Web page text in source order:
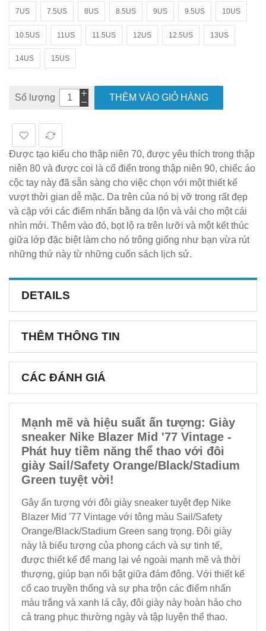
7US 7.5US 8US 8.5US 9US 9.5US 10US
10.5US 11US 11.5US 12US 12.5US 13US
14US 15US
Số lượng THÊM VÀO GIỎ HÀNG
Được tạo kiểu cho thập niên 70, được yêu thích trong thập
niên 80 và được coi là cổ điển trong thập niên 90, chiếc áo
cộc tay này đã sẵn sàng cho việc chọn với một thiết kế
vượt thời gian dễ mặc. Da trên của nó bị vỡ trong rất đẹp
và cặp với các điểm nhấn bằng da lộn và vải cho một cái
nhìn mới. Thêm vào đó, bọt lộ ra trên lưỡi và một kết thúc
giữa lớp đặc biệt làm cho nó trông giống như bạn vừa rút
những thứ này từ những cuốn sách lịch sử.
DETAILS
THÊM THÔNG TIN
CÁC ĐÁNH GIÁ
Mạnh mẽ và hiệu suất ấn tượng: Giày
sneaker Nike Blazer Mid '77 Vintage -
Phát huy tiềm năng thể thao với đôi
giày Sail/Safety Orange/Black/Stadium
Green tuyệt vời!
Gây ấn tượng với đôi giày sneaker tuyệt đẹp Nike
Blazer Mid '77 Vintage với tông màu Sail/Safety
Orange/Black/Stadium Green sang trọng. Đôi giày
này là biểu tượng của phong cách và sự tinh tế,
được thiết kế để mang lại vẻ ngoài mạnh mẽ và thời
thượng, giúp bạn nổi bật giữa đám đông. Với thiết kế
cổ cao truyền thống và sự pha trộn các điểm nhấn
màu trắng và xanh lá cây, đôi giày này hoàn hảo cho
cả trang phục thường ngày và tập luyện thể thao.